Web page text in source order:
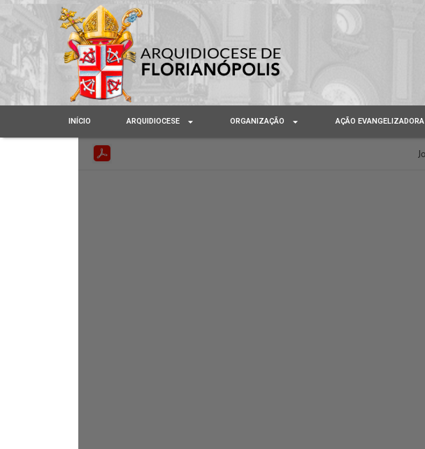
INÍCIO ARQUIDIOCESE ORGANIZAÇÃO AÇÃO EVANGELIZADORA